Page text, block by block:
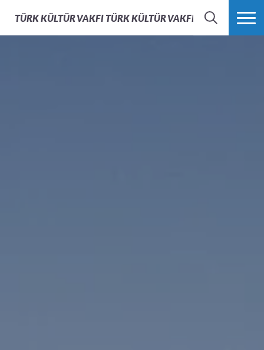
TÜRK KÜLTÜR VAKFITÜRK KÜLTÜR VAKFI - AFS TÜRKIYE
ARAMA FAZLASI